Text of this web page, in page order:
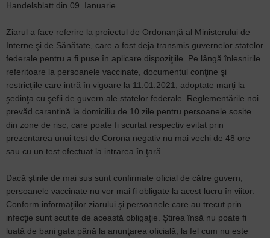
Handelsblatt din 09. Ianuarie.
Ziarul a face referire la proiectul de Ordonanţă al Ministerului de
Interne şi de Sănătate, care a fost deja transmis guvernelor statelor
federale pentru a fi puse în aplicare dispoziţiile. Pe lângă înlesnirile
referitoare la persoanele vaccinate, documentul conţine şi
restricţiile care intră în vigoare la 11.01.2021, adoptate marţi la
şedinţa cu şefii de guvern ale statelor federale. Reglementările noi
prevăd carantină la domiciliu de 10 zile pentru persoanele sosite
din zone de risc, care poate fi scurtat respectiv evitat prin
prezentarea unui test de Corona negativ nu mai vechi de 48 ore
sau cu un test efectuat la intrarea în ţară.
Dacă ştirile de mai sus sunt confirmate oficial de către guvern,
persoanele vaccinate nu vor mai fi obligate la acest lucru în viitor.
Conform informaţiilor ziarului şi persoanele care au trecut prin
infecţie sunt scutite de această obligaţie. Ştirea însă nu poate fi
luată de bani gata până la anunţarea oficială, la fel cum nu este